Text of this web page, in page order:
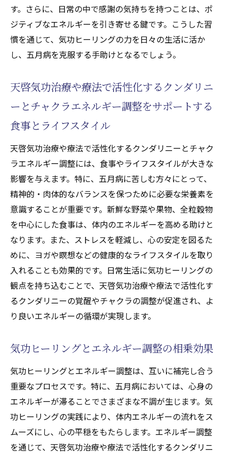
す。さらに、日常の中で感謝の気持ちを持つことは、ポ
ジティブなエネルギーを引き寄せる鍵です。こうした習
慣を通じて、気功ヒーリングの力を日々の生活に活か
し、五月病を克服する手助けとなるでしょう。
天啓気功治療や療法で活性化するクンダリニ
ーとチャクラエネルギー調整をサポートする
食事とライフスタイル
天啓気功治療や療法で活性化するクンダリニーとチャク
ラエネルギー調整には、食事やライフスタイルが大きな
影響を与えます。特に、五月病に苦しむ方々にとって、
精神的・肉体的なバランスを保つために必要な栄養素を
意識することが重要です。新鮮な野菜や果物、全粒穀物
を中心にした食事は、体内のエネルギーを高める助けと
なります。また、ストレスを軽減し、心の安定を図るた
めに、ヨガや瞑想などの健康的なライフスタイルを取り
入れることも効果的です。日常生活に気功ヒーリングの
観点を持ち込むことで、天啓気功治療や療法で活性化す
るクンダリニーの覚醒やチャクラの調整が促進され、よ
り良いエネルギーの循環が実現します。
気功ヒーリングとエネルギー調整の相乗効果
気功ヒーリングとエネルギー調整は、互いに補完し合う
重要なプロセスです。特に、五月病においては、心身の
エネルギーが滞ることでさまざまな不調が生じます。気
功ヒーリングの実践により、体内エネルギーの流れをス
ムーズにし、心の平穏をもたらします。エネルギー調整
を通じて、天啓気功治療や療法で活性化するクンダリニ